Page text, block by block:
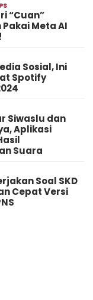
“Cuan”
Meta AI
Sosial, Ini
Spotify
Siwaslu dan
Aplikasi
Suara
Soal SKD
Cepat Versi